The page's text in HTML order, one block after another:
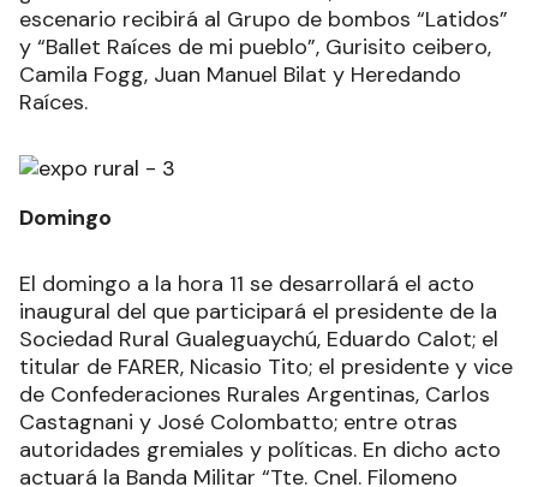
escenario recibirá al Grupo de bombos “Latidos”
y “Ballet Raíces de mi pueblo”, Gurisito ceibero,
Camila Fogg, Juan Manuel Bilat y Heredando
Raíces.
Domingo
El domingo a la hora 11 se desarrollará el acto
inaugural del que participará el presidente de la
Sociedad Rural Gualeguaychú, Eduardo Calot; el
titular de FARER, Nicasio Tito; el presidente y vice
de Confederaciones Rurales Argentinas, Carlos
Castagnani y José Colombatto; entre otras
autoridades gremiales y políticas. En dicho acto
actuará la Banda Militar “Tte. Cnel. Filomeno